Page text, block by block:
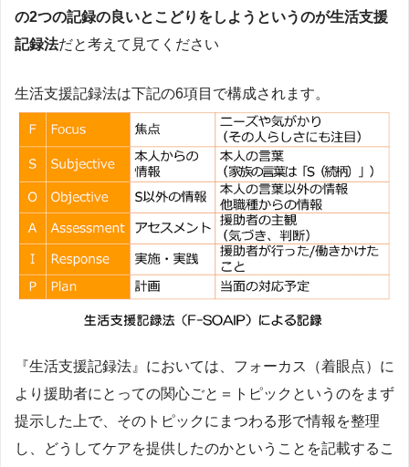
の2つの記録の良いとこどりをしようというのが生活支援
記録法だと考えて見てください
生活支援記録法は下記の6項目で構成されます。
『生活支援記録法』においては、フォーカス（着眼点）に
より援助者にとっての関心ごと＝トピックというのをまず
提示した上で、そのトピックにまつわる形で情報を整理
し、どうしてケアを提供したのかということを記載するこ